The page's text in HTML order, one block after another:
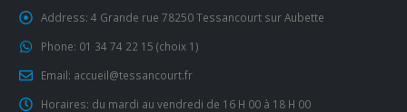
Address: 4 Grande rue 78250 Tessancourt sur Aubette
Phone: 01 34 74 22 15 (choix 1)
Email: accueil@tessancourt.fr
Horaires: du mardi au vendredi de 16 H 00 à 18 H 00